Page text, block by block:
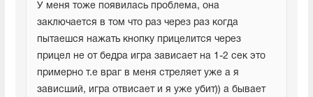
У меня тоже появилась проблема, она
заключается в том что раз через раз когда
пытаешся нажать кнопку прицелится через
прицел не от бедра игра зависает на 1-2 сек это
примерно т.е враг в меня стреляет уже а я
зависший, игра отвисает и я уже убит)) а бывает